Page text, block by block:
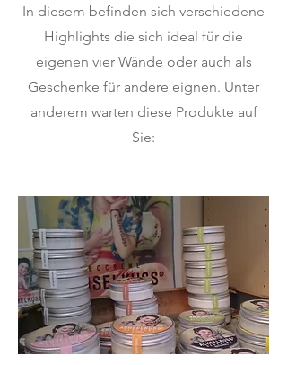
In diesem befinden sich verschiedene
Highlights die sich ideal für die
eigenen vier Wände oder auch als
Geschenke für andere eignen. Unter
anderem warten diese Produkte auf
Sie: